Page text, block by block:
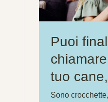
Puoi
tuo
Sono